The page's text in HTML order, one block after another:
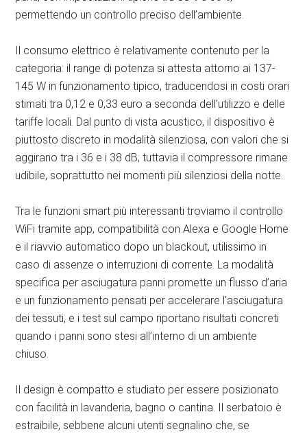
permettendo un controllo preciso dell’ambiente.
Il consumo elettrico è relativamente contenuto per la
categoria: il range di potenza si attesta attorno ai 137-
145 W in funzionamento tipico, traducendosi in costi orari
stimati tra 0,12 e 0,33 euro a seconda dell’utilizzo e delle
tariffe locali. Dal punto di vista acustico, il dispositivo è
piuttosto discreto in modalità silenziosa, con valori che si
aggirano tra i 36 e i 38 dB; tuttavia il compressore rimane
udibile, soprattutto nei momenti più silenziosi della notte.
Tra le funzioni smart più interessanti troviamo il controllo
WiFi tramite app, compatibilità con Alexa e Google Home
e il riavvio automatico dopo un blackout, utilissimo in
caso di assenze o interruzioni di corrente. La modalità
specifica per asciugatura panni promette un flusso d’aria
e un funzionamento pensati per accelerare l’asciugatura
dei tessuti, e i test sul campo riportano risultati concreti
quando i panni sono stesi all’interno di un ambiente
chiuso.
Il design è compatto e studiato per essere posizionato
con facilità in lavanderia, bagno o cantina. Il serbatoio è
estraibile, sebbene alcuni utenti segnalino che, se